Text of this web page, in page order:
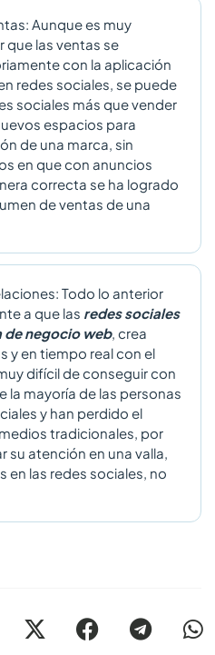
Aunque es muy
que las ventas se
con la aplicación
redes sociales, se puede
sociales más que vender
espacios para
de una marca, sin
en que con anuncios
correcta se ha logrado
de ventas de una
Todo lo anterior
a que las redes sociales
negocio web, crea
y en tiempo real con el
difícil de conseguir con
la mayoría de las personas
y han perdido el
tradicionales, por
su atención en una valla,
en las redes sociales, no